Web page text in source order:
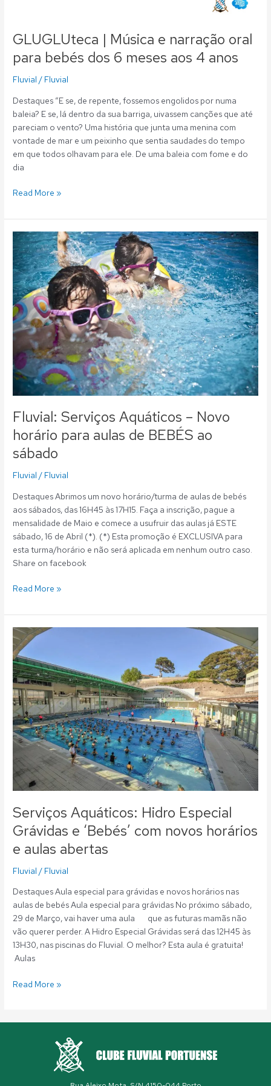
GLUGLUteca | Música e narração oral
para bebés dos 6 meses aos 4 anos
Fluvial / Fluvial
Destaques “E se, de repente, fossemos engolidos por numa
baleia? E se, lá dentro da sua barriga, uivassem canções que até
pareciam o vento? Uma história que junta uma menina com
vontade de mar e um peixinho que sentia saudades do tempo
em que todos olhavam para ele. De uma baleia com fome e do
dia
Read More »
Fluvial: Serviços Aquáticos – Novo
horário para aulas de BEBÉS ao
sábado
Fluvial / Fluvial
Destaques Abrimos um novo horário/turma de aulas de bebés
aos sábados, das 16H45 às 17H15. Faça a inscrição, pague a
mensalidade de Maio e comece a usufruir das aulas já ESTE
sábado, 16 de Abril (*). (*) Esta promoção é EXCLUSIVA para
esta turma/horário e não será aplicada em nenhum outro caso.
Share on facebook
Fluvial:
Serviços
Aquáticos
Novo
horário
para
aulas
de
BEBÉS
ao
sábado
Read More »
Serviços Aquáticos: Hidro Especial
Grávidas e ‘Bebés’ com novos horários
e aulas abertas
Fluvial / Fluvial
Destaques Aula especial para grávidas e novos horários nas
aulas de bebés Aula especial para grávidas No próximo sábado,
29 de Março, vai haver uma aula que as futuras mamãs não
vão querer perder. A Hidro Especial Grávidas será das 12H45 às
13H30, nas piscinas do Fluvial. O melhor? Esta aula é gratuita!
Aulas
Serviços
Aquáticos:
Hidro
Especial
Grávidas
e
‘Bebés’
com
novos
horários
aulas
abertas
Read More »